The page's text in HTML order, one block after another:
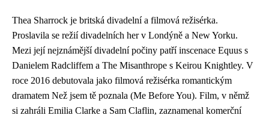
Thea Sharrock je britská divadelní a filmová režisérka.
Proslavila se režií divadelních her v Londýně a New Yorku.
Mezi její nejznámější divadelní počiny patří inscenace Equus s
Danielem Radcliffem a The Misanthrope s Keirou Knightley. V
roce 2016 debutovala jako filmová režisérka romantickým
dramatem Než jsem tě poznala (Me Before You). Film, v němž
si zahráli Emilia Clarke a Sam Claflin, zaznamenal komerční